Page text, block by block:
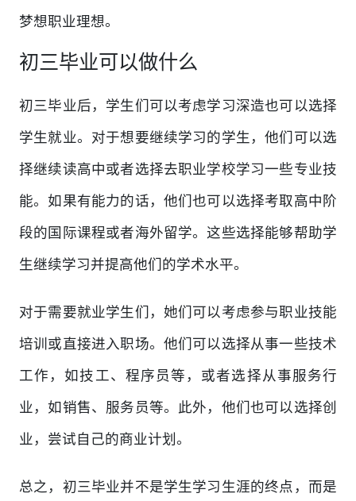
梦想职业理想。
初三毕业可以做什么
初三毕业后，学生们可以考虑学习深造也可以选择
学生就业。对于想要继续学习的学生，他们可以选
择继续读高中或者选择去职业学校学习一些专业技
能。如果有能力的话，他们也可以选择考取高中阶
段的国际课程或者海外留学。这些选择能够帮助学
生继续学习并提高他们的学术水平。
对于需要就业学生们，她们可以考虑参与职业技能
培训或直接进入职场。他们可以选择从事一些技术
工作，如技工、程序员等，或者选择从事服务行
业，如销售、服务员等。此外，他们也可以选择创
业，尝试自己的商业计划。
总之，初三毕业并不是学生学习生涯的终点，而是